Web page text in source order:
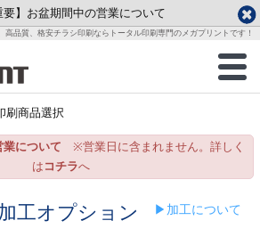
要】お盆期間中の営業について
高品質、格安チラシ印刷ならトータル印刷専門のメガプリントです！
商品一覧
ご利用ガイド
ータ作成ガイド
テンプレート
金
土
1
7
8
15
29
商品選択
業について ※営業日に含まれません。詳しく
は コチラへ
工オプション ▶加工について